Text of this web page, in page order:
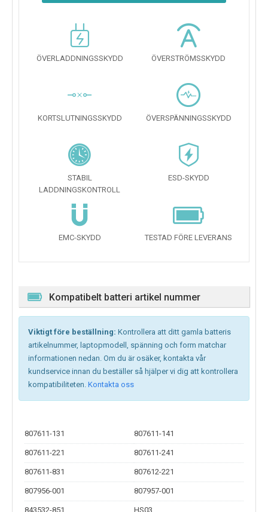
ÖVERLADDNINGSSKYDD ÖVERSTRÖMSSKYDD
KORTSLUTNINGSSKYDD ÖVERSPÄNNINGSSKYDD
STABIL
LADDNINGSKONTROLL
ESD-SKYDD
EMC-SKYDD TESTAD FÖRE LEVERANS
Kompatibelt batteri artikel nummer
Viktigt före beställning: Kontrollera att ditt gamla batteris
artikelnummer, laptopmodell, spänning och form matchar
informationen nedan. Om du är osäker, kontakta vår
kundservice innan du beställer så hjälper vi dig att kontrollera
kompatibiliteten. Kontakta oss
807611-131 807611-141
807611-221 807611-241
807611-831 807612-221
807956-001 807957-001
843532-851 HS03